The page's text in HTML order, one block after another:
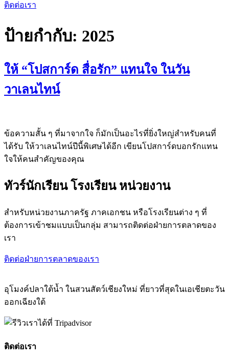
ติดต่อเรา
ป้ายกำกับ: 2025
ให้ “โปสการ์ด สื่อรัก” แทนใจ ในวัน
วาเลนไทน์
ข้อความสั้น ๆ ที่มาจากใจ ก็มักเป็นอะไรที่ยิ่งใหญ่สำหรับคนที่
ได้รับ ให้วาเลนไทน์ปีนี้พิเศษได้อีก เขียนโปสการ์ดบอกรักแทน
ใจให้คนสำคัญของคุณ
ทัวร์นักเรียน โรงเรียน หน่วยงาน
สำหรับหน่วยงานภาครัฐ ภาคเอกชน หรือโรงเรียนต่าง ๆ ที่
ต้องการเข้าชมแบบเป็นกลุ่ม สามารถติดต่อฝ่ายการตลาดของ
เรา
ติดต่อฝ่ายการตลาดของเรา
อุโมงค์ปลาใต้น้ำ ในสวนสัตว์เชียงใหม่ ที่ยาวที่สุดในเอเชียตะวัน
ออกเฉียงใต้
ติดต่อเรา